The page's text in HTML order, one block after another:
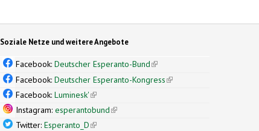
Soziale Netze und weitere Angebote
Facebook:Deutscher Esperanto-Bund(link is external)
Facebook:Deutscher Esperanto-Kongress(link is external)
Facebook:Luminesk'(link is external)
Instagram:esperantobund(link is external)
Twitter:Esperanto_D(link is external)